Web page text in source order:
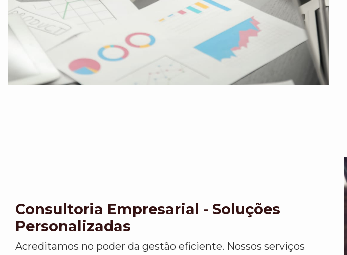
Consultoria Empresarial - Soluções
Personalizadas
Acreditamos no poder da gestão eficiente. Nossos serviços